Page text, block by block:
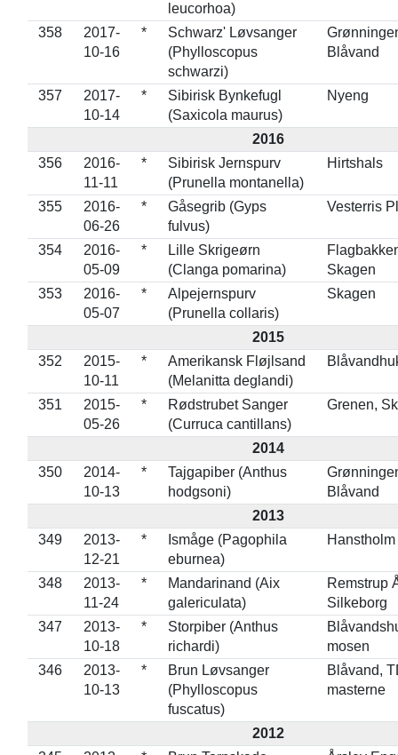
leucorhoa)
358
2017-
10-16
*
Schwarz' Løvsanger
(Phylloscopus
schwarzi)
Blåvand
357
2017-
10-14
*
Sibirisk Bynkefugl
(Saxicola maurus)
Nyeng
2016
356
2016-
11-11
*
Sibirisk Jernspurv
(Prunella montanella)
Hirtshals
355
2016-
06-26
*
Gåsegrib (Gyps
fulvus)
Vesterris
354
2016-
05-09
*
Lille Skrigeørn
(Clanga pomarina)
Skagen
353
2016-
05-07
*
Alpejernspurv
(Prunella collaris)
Skagen
2015
352
2015-
10-11
*
Amerikansk Fløjlsand
(Melanitta deglandi)
351
2015-
05-26
*
Rødstrubet Sanger
(Curruca cantillans)
Grenen,
2014
350
2014-
10-13
*
Tajgapiber (Anthus
hodgsoni)
Blåvand
2013
349
2013-
12-21
*
Ismåge (Pagophila
eburnea)
348
2013-
11-24
*
Mandarinand (Aix
galericulata)
Remstrup
Silkeborg
347
2013-
10-18
*
Storpiber (Anthus
richardi)
mosen
346
2013-
10-13
*
Brun Løvsanger
(Phylloscopus
fuscatus)
Blåvand,
masterne
2012